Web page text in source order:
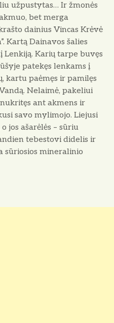
užpustytas… Ir žmonės
bet merga
dainius Vincas Krėvė
Kartą Dainavos šalies
Lenkiją. Karių tarpe buvęs
patekęs lenkams į
kartu paėmęs ir pamilęs
Nelaimė, pakeliui
ant akmens ir
savo mylimojo. Liejusi
jos ašarėlės – sūriu
tebestovi didelis ir
sūriosios mineralinio